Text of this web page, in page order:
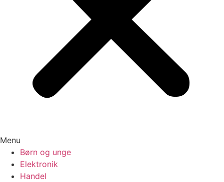
Menu
Børn og unge
Elektronik
Handel